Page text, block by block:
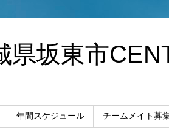
県坂東市
年間スケジュール チームメイト募